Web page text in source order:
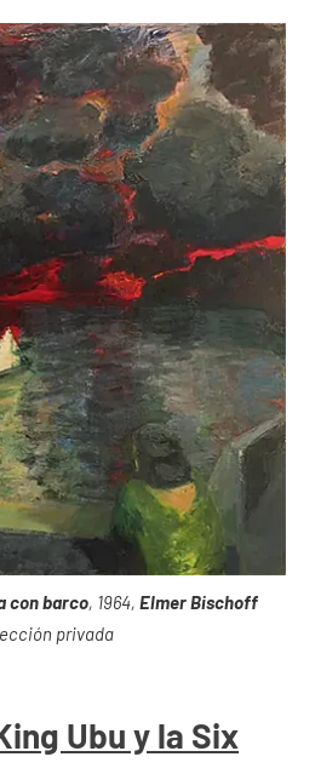
con barco, 1964, Elmer Bischoff
privada
Ubu y la Six